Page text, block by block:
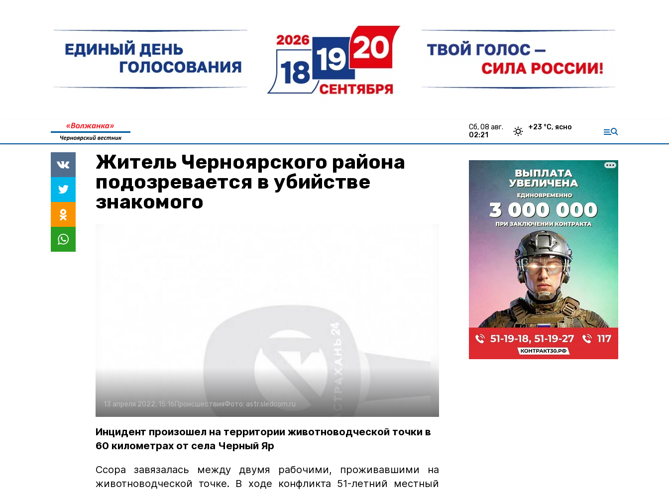
сб, 08 авг.
02:21
+23 °С, ясно
Житель Черноярского района
подозревается в убийстве
знакомого
13 апреля 2022, 15:16ПроисшествияФото: astr.sledcom.ru
Инцидент произошел на территории животноводческой точки в
60 километрах от села Черный Яр
Ссора завязалась между двумя рабочими, проживавшими на
животноводческой точке. В ходе конфликта 51-летний местный